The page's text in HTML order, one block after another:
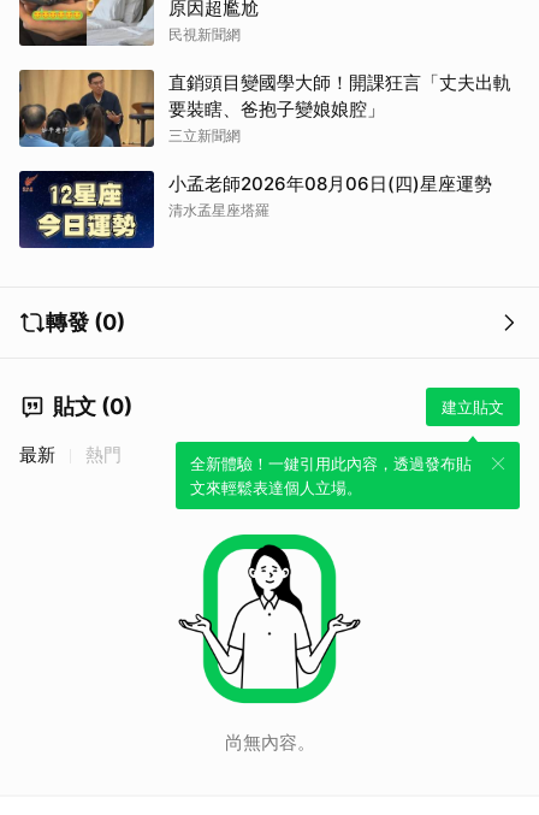
原因超尷尬
民視新聞網
直銷頭目變國學大師！開課狂言「丈夫出軌
要裝瞎、爸抱子變娘娘腔」
三立新聞網
小孟老師2026年08月06日(四)星座運勢
清水孟星座塔羅
轉發 (0)
貼文 (0) 建立貼文
全新體驗！一鍵引用此內容，透過發布貼
文來輕鬆表達個人立場。
最新 熱門
尚無內容。